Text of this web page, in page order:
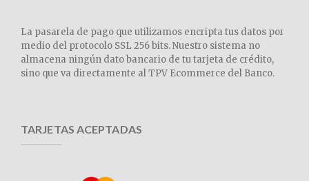
La pasarela de pago que utilizamos encripta tus datos por
medio del protocolo SSL 256 bits. Nuestro sistema no
almacena ningún dato bancario de tu tarjeta de crédito,
sino que va directamente al TPV Ecommerce del Banco.
TARJETAS ACEPTADAS